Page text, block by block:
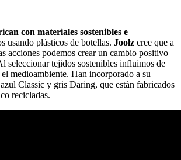
con materiales sostenibles e
usando plásticos de botellas. Joolz cree que a
acciones podemos crear un cambio positivo
seleccionar tejidos sostenibles influimos de
medioambiente. Han incorporado a su
Classic y gris Daring, que están fabricados
recicladas.